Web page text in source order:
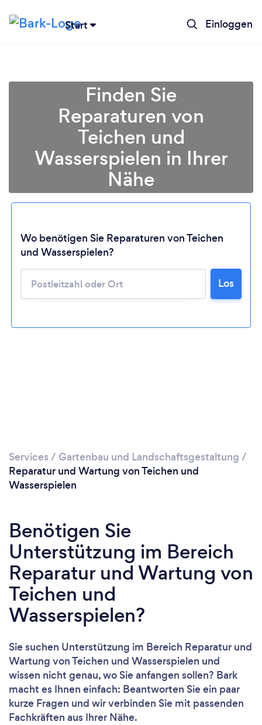
Start Einloggen
Lädt ...
Bitte warten ...
Finden Sie
Reparaturen von
Teichen und
Wasserspielen in Ihrer
Nähe
Wo benötigen Sie Reparaturen von Teichen
und Wasserspielen?
Los
Services / Gartenbau und Landschaftsgestaltung /
Reparatur und Wartung von Teichen und
Wasserspielen
Benötigen Sie
Unterstützung im Bereich
Reparatur und Wartung von
Teichen und
Wasserspielen?
Sie suchen Unterstützung im Bereich Reparatur und
Wartung von Teichen und Wasserspielen und
wissen nicht genau, wo Sie anfangen sollen? Bark
macht es Ihnen einfach: Beantworten Sie ein paar
kurze Fragen und wir verbinden Sie mit passenden
Fachkräften aus Ihrer Nähe.